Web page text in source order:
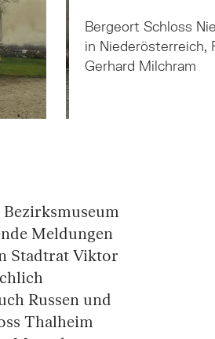
Bergeort Pfarrhof
Niederösterreich,
Gerhard Milchram
Meldungen
Stadtrat Viktor
Russen und
Thalheim